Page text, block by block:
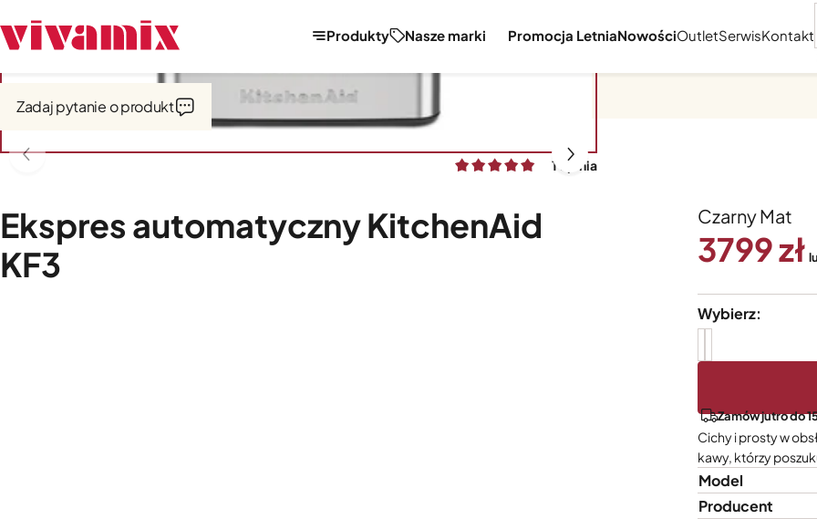
Produkty Nasze marki Promocja LetniaNowościOutletSerwisKontakt
Kawa i espresso
1 opinia
Ekspres automatyczny KitchenAid
KF3
Zadaj pytanie o produkt
Czarny Mat
3799
Wybierz:
Zamów jutro do
Cichy i prosty w
kawy, którzy
Model
Producent